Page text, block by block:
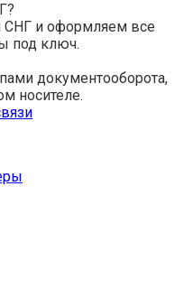
СНГ и оформляем все
под ключ.
документооборота,
носителе.